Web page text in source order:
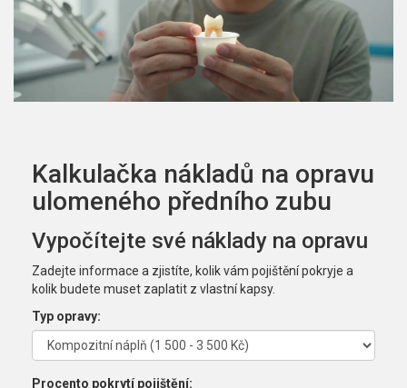
Kalkulačka nákladů na opravu
ulomeného předního zubu
Vypočítejte své náklady na opravu
Zadejte informace a zjistíte, kolik vám pojištění pokryje a
kolik budete muset zaplatit z vlastní kapsy.
Typ opravy:
Procento pokrytí pojištění: